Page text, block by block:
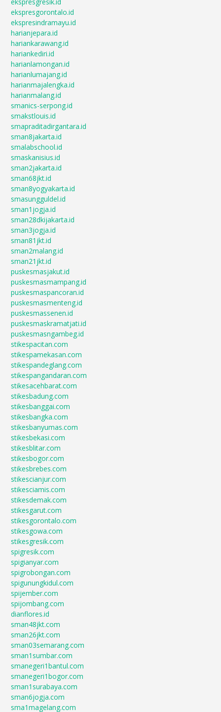
ekspresgorontalo.id
ekspresindramayu.id
harianjepara.id
hariankarawang.id
hariankediri.id
harianlamongan.id
harianlumajang.id
harianmajalengka.id
harianmalang.id
smanics-serpong.id
smakstlouis.id
smapraditadirgantara.id
sman8jakarta.id
smalabschool.id
smaskanisius.id
sman2jakarta.id
sman68jkt.id
sman8yogyakarta.id
smasungguldel.id
sman1jogja.id
sman28dkijakarta.id
sman3jogja.id
sman81jkt.id
sman2malang.id
sman21jkt.id
puskesmasjakut.id
puskesmasmampang.id
puskesmaspancoran.id
puskesmasmenteng.id
puskesmassenen.id
puskesmaskramatjati.id
puskesmasngambeg.id
stikespacitan.com
stikespamekasan.com
stikespandeglang.com
stikespangandaran.com
stikesacehbarat.com
stikesbadung.com
stikesbanggai.com
stikesbangka.com
stikesbanyumas.com
stikesbekasi.com
stikesblitar.com
stikesbogor.com
stikesbrebes.com
stikescianjur.com
stikesciamis.com
stikesdemak.com
stikesgarut.com
stikesgorontalo.com
stikesgowa.com
stikesgresik.com
spigresik.com
spigianyar.com
spigrobongan.com
spigunungkidul.com
spijember.com
spijombang.com
dianflores.id
sman48jkt.com
sman26jkt.com
sman03semarang.com
sman1sumbar.com
smanegeri1bantul.com
smanegeri1bogor.com
sman1surabaya.com
sman6jogja.com
sma1magelang.com